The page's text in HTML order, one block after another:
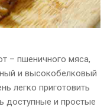
– пшеничного мяса,
и высокобелковый
легко приготовить
доступные и простые